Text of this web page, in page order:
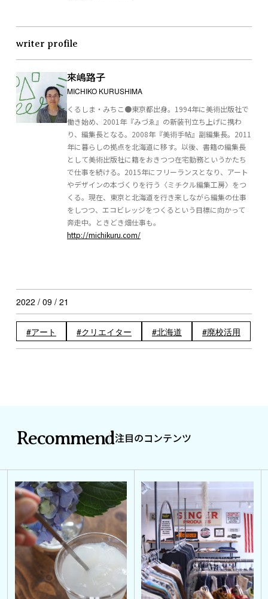
writer profile
來嶋路子
MICHIKO KURUSHIMA
くるしま・みちこ●東京都出身。1994年に美術出版社で
働き始め、2001年『みづゑ』の新装刊立ち上げに携わ
り、編集長となる。2008年『美術手帖』副編集長。2011
年に暮らしの拠点を北海道に移す。以後、書籍の編集長
として美術出版社に籍をおきつつ在宅勤務というかたち
で仕事を続ける。2015年にフリーランスとなり、アート
やデザインの本づくりを行う〈ミチクル編集工房〉をつ
くる。現在、東京と北海道を行き来しながら編集の仕事
をしつつ、エコビレッジをつくるという目標に向かって
奔走中。ときどき畑仕事も。
http://michikuru.com/
2022 / 09 / 21
アート クリエイター 北海道 廃校活用
Recommend注目のコンテンツ